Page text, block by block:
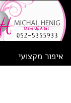
איפור מקצועי